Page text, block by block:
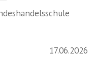
17.06.2026